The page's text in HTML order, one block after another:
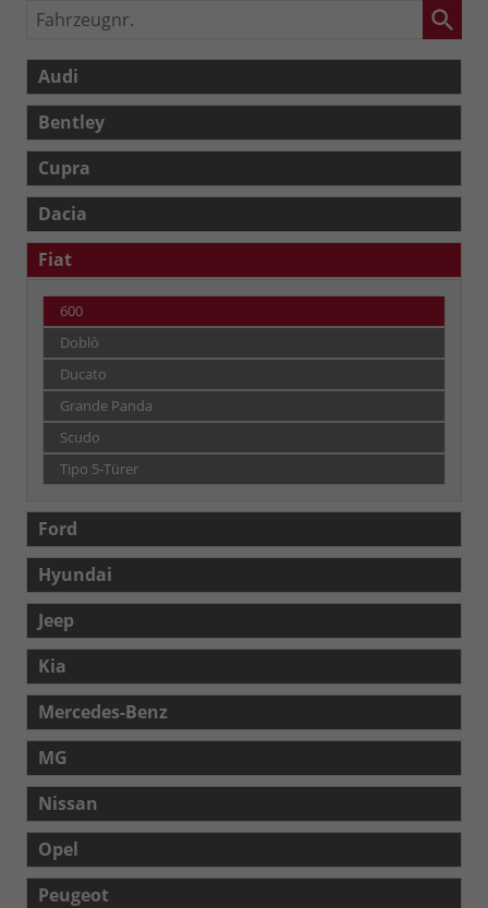
Fahrzeugnr.
Audi
Bentley
Cupra
Dacia
Fiat
600
Doblò
Ducato
Grande Panda
Scudo
Tipo 5-Türer
Ford
Hyundai
Jeep
Kia
Mercedes-Benz
MG
Nissan
Opel
Peugeot